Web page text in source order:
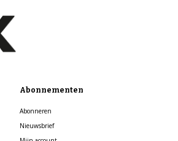
Abonnementen
Abonneren
Nieuwsbrief